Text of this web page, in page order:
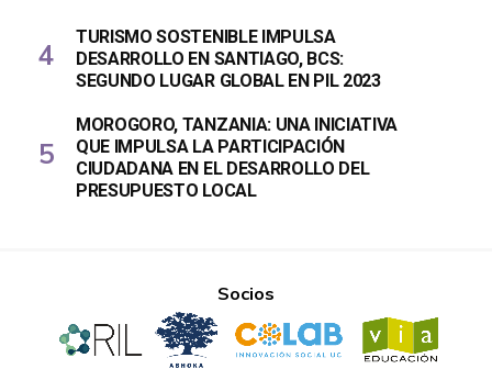
TURISMO SOSTENIBLE IMPULSA
DESARROLLO EN SANTIAGO, BCS:
SEGUNDO LUGAR GLOBAL EN PIL 2023
MOROGORO, TANZANIA: UNA INICIATIVA
QUE IMPULSA LA PARTICIPACIÓN
CIUDADANA EN EL DESARROLLO DEL
PRESUPUESTO LOCAL
Socios